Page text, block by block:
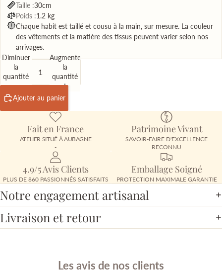
Taille :30cm
Poids :1.2 kg
Chaque habit est taillé et cousu à la main, sur mesure. La couleur
des vêtements et la matière des tissus peuvent varier selon nos
arrivages.
Diminuer
la
quantité
Augmenter
la
quantité
Ajouter au panier
Fait en France
ATELIER SITUÉ À AUBAGNE
-
Patrimoine Vivant
SAVOIR-FAIRE D'EXCELLENCE
RECONNU
4.9/5 Avis Clients
PLUS DE 860 PASSIONNÉS SATISFAITS
Emballage Soigné
PROTECTION MAXIMALE GARANTIE
Notre engagement artisanal
Livraison et retour
Les avis de nos clients